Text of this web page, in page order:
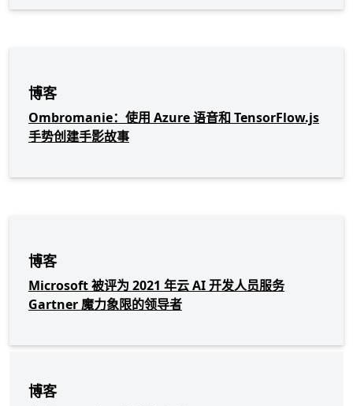
博客
Ombromanie：使用 Azure 语音和 TensorFlow.js
手势创建手影故事
博客
Microsoft 被评为 2021 年云 AI 开发人员服务
Gartner 魔力象限的领导者
博客